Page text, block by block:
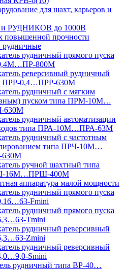
для шахт, карьеров и
РУДНИКОВ до 1000В
повышенной прочности
рудничные
рудничный прямого пуска
800М
реверсивный рудничный
ПРР-0,4…ПРР-630М
рудничный с мягким
пуском типа ПРМ-10М…
630М
рудничный автоматизации
типа ПРА-10М…ПРА-63М
рудничный с частотным
типа ПРЧ-10М…
ручной шахтный типа
16М…ПРШ-400М
аппаратура малой мощности
рудничный прямого пуска
Fmini
рудничный прямого пуска
Tmini
рудничный реверсивный
Zmini
рудничный реверсивный
Smini
рудничный типа ВР-40…